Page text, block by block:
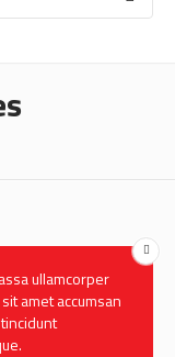
ullamcorper
amet accumsan